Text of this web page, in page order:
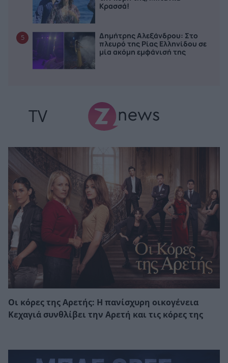
Κρασσά!
5
Δημήτρης Αλεξάνδρου: Στο
πλευρό της Ρίας Ελληνίδου σε
μία ακόμη εμφάνισή της
TV
Οι κόρες της Αρετής: Η πανίσχυρη οικογένεια
Κεχαγιά συνθλίβει την Αρετή και τις κόρες της